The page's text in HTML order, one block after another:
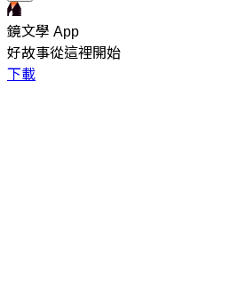
鏡文學 App
好故事從這裡開始
下載